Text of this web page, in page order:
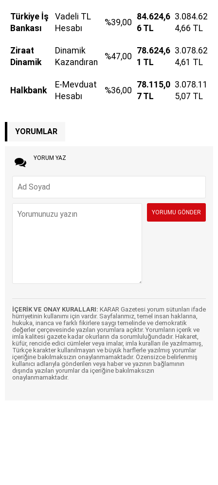
Türkiye İş
Bankası
Vadeli TL
Hesabı
%39,00
84.624,6
6 TL
3.084.62
4,66 TL
Ziraat
Dinamik
Dinamik
Kazandıran
%47,00
78.624,6
1 TL
3.078.62
4,61 TL
Halkbank
E-Mevduat
Hesabı
%36,00
78.115,0
7 TL
3.078.11
5,07 TL
YORUMLAR
YORUM YAZ
İÇERİK VE ONAY KURALLARI: KARAR Gazetesi yorum sütunları ifade
hürriyetinin kullanımı için vardır. Sayfalarımız, temel insan haklarına,
hukuka, inanca ve farklı fikirlere saygı temelinde ve demokratik
değerler çerçevesinde yazılan yorumlara açıktır. Yorumların içerik ve
imla kalitesi gazete kadar okurların da sorumluluğundadır. Hakaret,
küfür, rencide edici cümleler veya imalar, imla kuralları ile yazılmamış,
Türkçe karakter kullanılmayan ve büyük harflerle yazılmış yorumlar
içeriğine bakılmaksızın onaylanmamaktadır. Özensizce belirlenmiş
kullanıcı adlarıyla gönderilen veya haber ve yazının bağlamının
dışında yazılan yorumlar da içeriğine bakılmaksızın
onaylanmamaktadır.